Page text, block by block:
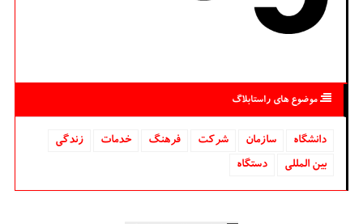
موضوع های راستابلاگ
دانشگاه‌ سازمان شركت فرهنگ خدمات
زندگی
بین المللی
دستگاه